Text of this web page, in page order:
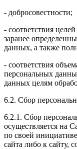
- добросовестности;
- соответствия
заранее
данных, а также
- соответствия
персональных
данных целям
6.2. Сбор
6.2.1. Сбор
осуществляется на
по своей
сайта либо к сайту,